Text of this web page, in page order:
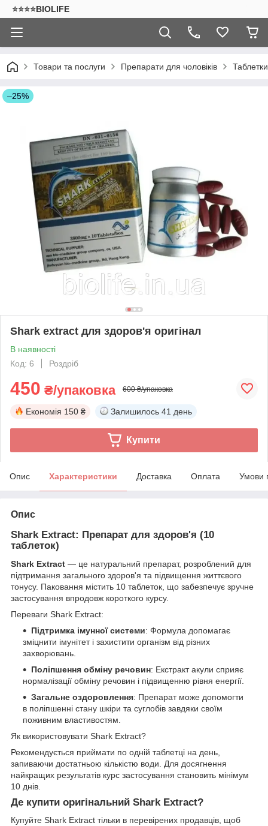
⭐⭐⭐⭐BIOLIFE
Товари та послуги Препарати для чоловіків
–25%
Shark extract для здоров'я оригінал
В наявності
Код: 6
Роздріб
450 ₴/упаковка 600 ₴/упаковка
Економія 150 ₴ Залишилось 41 день
Купити
Опис Характеристики Доставка Оплата Умови
Опис
Shark Extract: Препарат для здоров'я (10
таблеток)
Shark Extract — це натуральний препарат, розроблений для
підтримання загального здоров'я та підвищення життєвого
тонусу. Паковання містить 10 таблеток, що забезпечує зручне
застосування впродовж короткого курсу.
Переваги Shark Extract:
Підтримка імунної системи: Формула допомагає
зміцнити імунітет і захистити організм від різних
захворювань.
Поліпшення обміну речовин: Екстракт акули сприяє
нормалізації обміну речовин і підвищенню рівня енергії.
Загальне оздоровлення: Препарат може допомогти
в поліпшенні стану шкіри та суглобів завдяки своїм
поживним властивостям.
Як використовувати Shark Extract?
Рекомендується приймати по одній таблетці на день,
запиваючи достатньою кількістю води. Для досягнення
найкращих результатів курс застосування становить мінімум
10 днів.
Де купити оригінальний Shark Extract?
Купуйте Shark Extract тільки в перевірених продавців, щоб